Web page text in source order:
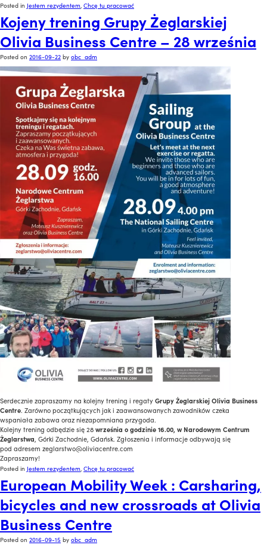
Posted in Jestem rezydentem, Chcę tu pracować
Kojeny trening Grupy Żeglarskiej
Olivia Business Centre – 28 września
Posted on 2016-09-22 by obc_adm
Serdecznie zapraszamy na kolejny trening i regatyGrupy Żeglarskiej Olivia Business
Centre. Zarówno początkujących jak i zaawansowanych zawodników czeka
wspaniała zabawa oraz niezapomniana przygoda.
Kolejny trening odbędzie się 28września o godzinie 16.00, w Narodowym Centrum
Żeglarstwa, Górki Zachodnie, Gdańsk. Zgłoszenia i informacje odbywają się
pod adresem zeglarstwo@oliviacentre.com
Zapraszamy!
Posted in Jestem rezydentem, Chcę tu pracować
European Mobility Week : Carsharing,
bicycles and new crossroads at Olivia
Business Centre
Posted on 2016-09-15 by obc_adm